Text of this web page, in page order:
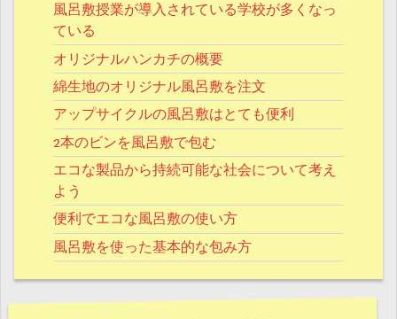
風呂敷授業が導入されている学校が多くなっ
ている
オリジナルハンカチの概要
綿生地のオリジナル風呂敷を注文
アップサイクルの風呂敷はとても便利
2本のビンを風呂敷で包む
エコな製品から持続可能な社会について考え
よう
便利でエコな風呂敷の使い方
風呂敷を使った基本的な包み方